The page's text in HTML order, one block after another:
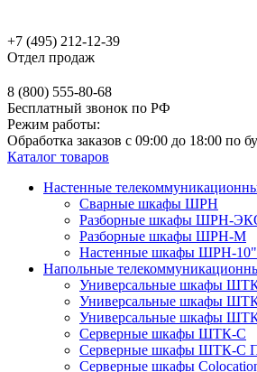
+7 (495) 212-12-39
Отдел продаж
8 (800) 555-80-68
Бесплатный звонок по РФ
Режим работы:
Обработка заказов с 09:00 до 18:00 по
Каталог товаров
Настенные
Сварные шкафы ШРН
Разборные шкафы ШРН-
Разборные шкафы ШРН-М
Настенные шкафы ШРН-10"
Напольные
Универсальные шкафы
Универсальные шкафы
Универсальные шкафы
Серверные шкафы ШТК-С
Серверные шкафы ШТК-С
Серверные шкафы